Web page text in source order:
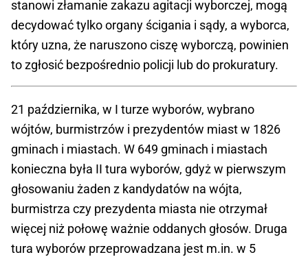
stanowi złamanie zakazu agitacji wyborczej, mogą
decydować tylko organy ścigania i sądy, a wyborca,
który uzna, że naruszono ciszę wyborczą, powinien
to zgłosić bezpośrednio policji lub do prokuratury.
21 października, w I turze wyborów, wybrano
wójtów, burmistrzów i prezydentów miast w 1826
gminach i miastach. W 649 gminach i miastach
konieczna była II tura wyborów, gdyż w pierwszym
głosowaniu żaden z kandydatów na wójta,
burmistrza czy prezydenta miasta nie otrzymał
więcej niż połowę ważnie oddanych głosów. Druga
tura wyborów przeprowadzana jest m.in. w 5